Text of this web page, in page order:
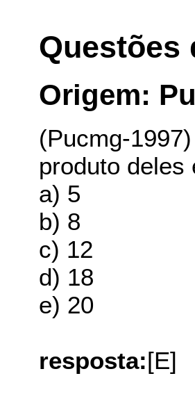
Questões
Origem:
(Pucmg-
produto deles
a) 5
b) 8
c) 12
d) 18
e) 20
resposta:[E]